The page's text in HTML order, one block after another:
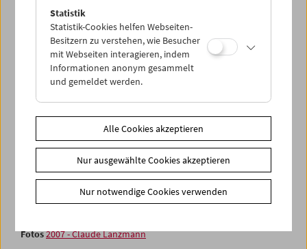
Eine gemeinsame Veranstaltung mit dem Wiener
Wiesenthal Institut für Holocaust-Studien, in Kooperation
mit der Israelitischen Kultusgemeinde Wien, dem Jüdischen
Museum Wien und dem United States Holocaust Memorial
Teile des Filmmaterials sind bis 21. Oktober im Rahmen der
Ausstellung "Ordnung muss sein. Das Archiv der
Israelitischen Kultusgemeinde Wien" imJüdischen Museum
Zusätzliche Materialien
Fotos2007 - Claude Lanzmann
Statistik
Statistik-Cookies helfen Webseiten-
Besitzern zu verstehen, wie Besucher
mit Webseiten interagieren, indem
Informationen anonym gesammelt
und gemeldet werden.
Alle Cookies akzeptieren
Nur ausgewählte Cookies akzeptieren
Nur notwendige Cookies verwenden